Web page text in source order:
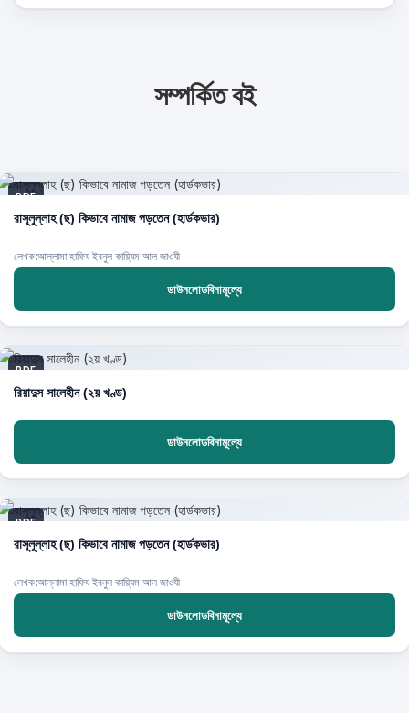
সম্পর্কিত বই
PDF
রাসূলুল্লাহ (ছ) কিভাবে নামাজ পড়তেন (হার্ডকভার)
লেখক:আল্লামা হাফিয ইবনুল কায়্যিম আল জাওযী
ডাউনলোডবিনামূল্যে
PDF
রিয়াদুস সালেহীন (২য় খণ্ড)
ডাউনলোডবিনামূল্যে
PDF
রাসূলুল্লাহ (ছ) কিভাবে নামাজ পড়তেন (হার্ডকভার)
লেখক:আল্লামা হাফিয ইবনুল কায়্যিম আল জাওযী
ডাউনলোডবিনামূল্যে